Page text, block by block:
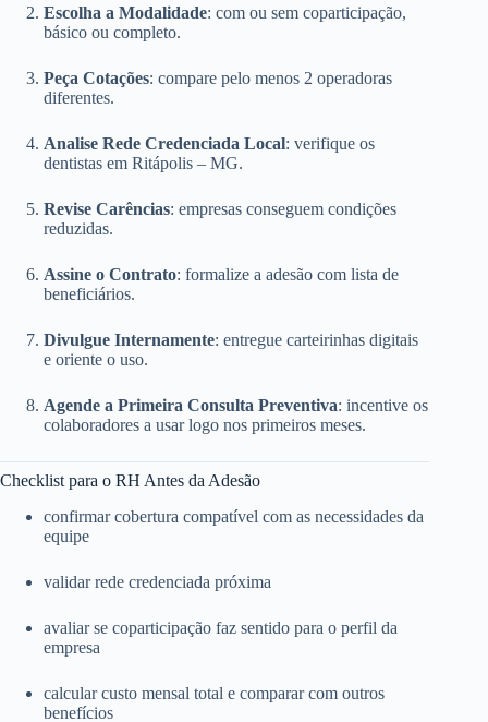
Escolha a Modalidade: com ou sem coparticipação,
básico ou completo.
Peça Cotações: compare pelo menos 2 operadoras
diferentes.
Analise Rede Credenciada Local: verifique os
dentistas em Ritápolis – MG.
Revise Carências: empresas conseguem condições
reduzidas.
Assine o Contrato: formalize a adesão com lista de
beneficiários.
Divulgue Internamente: entregue carteirinhas digitais
e oriente o uso.
Agende a Primeira Consulta Preventiva: incentive os
colaboradores a usar logo nos primeiros meses.
Checklist para o RH Antes da Adesão
confirmar cobertura compatível com as necessidades da
equipe
validar rede credenciada próxima
avaliar se coparticipação faz sentido para o perfil da
empresa
calcular custo mensal total e comparar com outros
benefícios